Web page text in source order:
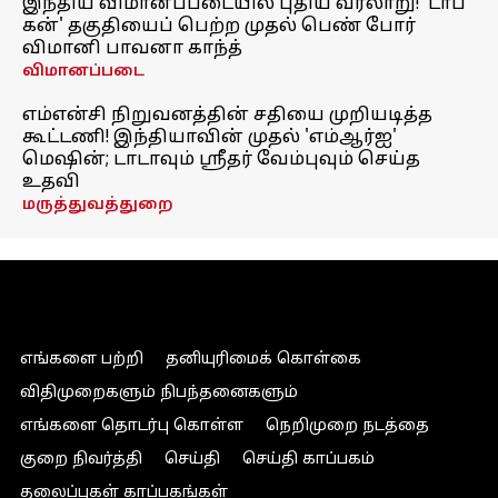
இந்திய விமானப்படையில் புதிய வரலாறு! 'டாப்
கன்' தகுதியைப் பெற்ற முதல் பெண் போர்
விமானி பாவனா காந்த்
விமானப்படை
எம்என்சி நிறுவனத்தின் சதியை முறியடித்த
கூட்டணி! இந்தியாவின் முதல் 'எம்ஆர்ஐ'
மெஷின்; டாடாவும் ஸ்ரீதர் வேம்புவும் செய்த
உதவி
மருத்துவத்துறை
எங்களை பற்றி
தனியுரிமைக் கொள்கை
விதிமுறைகளும் நிபந்தனைகளும்
எங்களை தொடர்பு கொள்ள
நெறிமுறை நடத்தை
குறை நிவர்த்தி
செய்தி
செய்தி காப்பகம்
தலைப்புகள் காப்பகங்கள்